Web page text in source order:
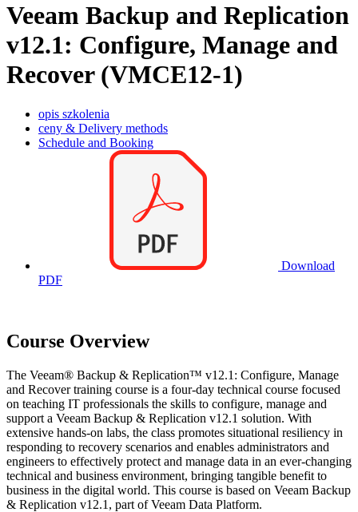
Veeam Backup and Replication
v12.1: Configure, Manage and
Recover (VMCE12-1)
opis szkolenia
ceny & Delivery methods
Schedule and Booking
Download
PDF
Course Overview
The Veeam® Backup & Replication™ v12.1: Configure, Manage
and Recover training course is a four-day technical course focused
on teaching IT professionals the skills to configure, manage and
support a Veeam Backup & Replication v12.1 solution. With
extensive hands-on labs, the class promotes situational resiliency in
responding to recovery scenarios and enables administrators and
engineers to effectively protect and manage data in an ever-changing
technical and business environment, bringing tangible benefit to
business in the digital world. This course is based on Veeam Backup
& Replication v12.1, part of Veeam Data Platform.